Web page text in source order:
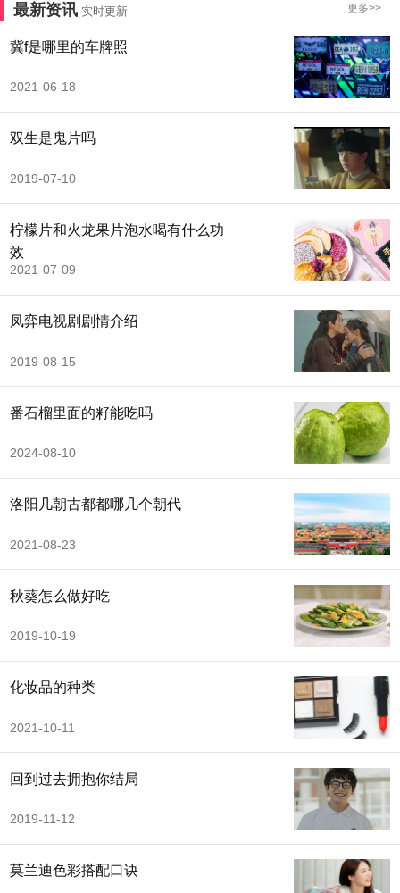
最新资讯 实时更新 更多>>
冀f是哪里的车牌照
2021-06-18
双生是鬼片吗
2019-07-10
柠檬片和火龙果片泡水喝有什么功
效
2021-07-09
凤弈电视剧剧情介绍
2019-08-15
番石榴里面的籽能吃吗
2024-08-10
洛阳几朝古都都哪几个朝代
2021-08-23
秋葵怎么做好吃
2019-10-19
化妆品的种类
2021-10-11
回到过去拥抱你结局
2019-11-12
莫兰迪色彩搭配口诀